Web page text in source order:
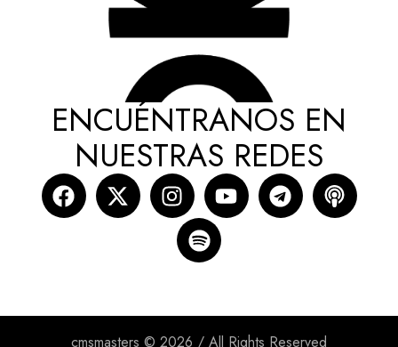
ENCUÉNTRANOS EN
NUESTRAS REDES
cmsmasters © 2026 / All Rights Reserved